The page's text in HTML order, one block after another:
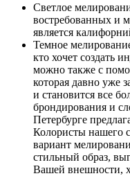
Светлое
востребованных и
является
Темное
кто хочет создать
можно также с
которая давно уже
и становится все
брондирования и
Петербурге
Колористы нашего
вариант
стильный образ,
Вашей внешности,